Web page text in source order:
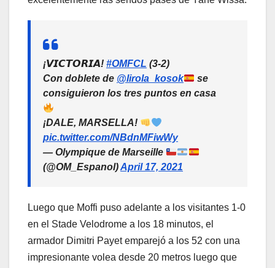
¡𝙑𝙄𝘾𝙏𝙊𝙍𝙄𝘼! #OMFCL (3-2)
Con doblete de @lirola_kosok
se
consiguieron los tres puntos en casa
¡DALE, MARSELLA!
pic.twitter.com/NBdnMFiwWy
— Olympique de Marseille
(@OM_Espanol)April 17, 2021
Luego que Moffi puso adelante a los visitantes 1-0
en el Stade Velodrome a los 18 minutos, el
armador Dimitri Payet emparejó a los 52 con una
impresionante volea desde 20 metros luego que